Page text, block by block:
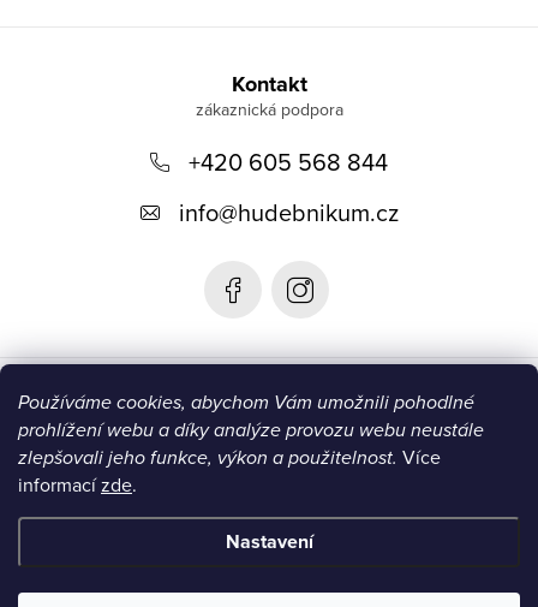
Používáme cookies, abychom Vám umožnili pohodlné
prohlížení webu a díky analýze provozu webu neustále
zlepšovali jeho funkce, výkon a použitelnost. Více
informacízde.
Nastavení
Kontakt
+420 605 568 844
info@hudebnikum.cz
Informace
Blog
Instagram
Copyright 2026HUDEBNIKUM.CZ. Všechna práva vyhrazena.